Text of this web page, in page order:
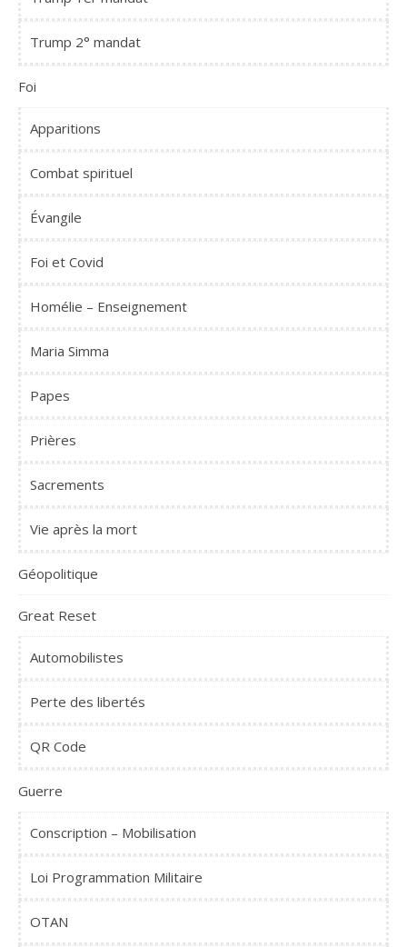
Trump 2° mandat
Foi
Apparitions
Combat spirituel
Évangile
Foi et Covid
Homélie – Enseignement
Maria Simma
Papes
Prières
Sacrements
Vie après la mort
Géopolitique
Great Reset
Automobilistes
Perte des libertés
QR Code
Guerre
Conscription – Mobilisation
Loi Programmation Militaire
OTAN